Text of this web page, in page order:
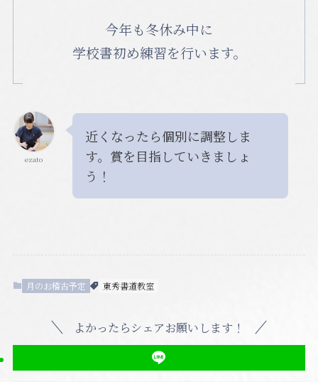
今年も冬休み中に
学校書初め練習を行います。
ezato
近くなったら個別に調整しま
す。賞を目指していきましょ
う！
月のお稽古予定 東秀書道教室
よかったらシェアお願いします！